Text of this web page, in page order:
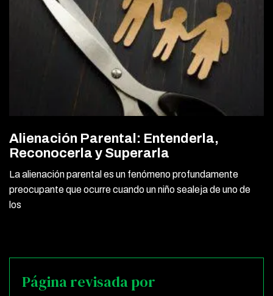
Alienación Parental: Entenderla,
Reconocerla y Superarla
La alienación parental es un fenómeno profundamente
preocupante que ocurre cuando un niño sealeja de uno de
los
Página revisada por